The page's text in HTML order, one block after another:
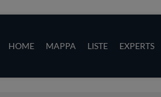
HOME MAPPA LISTE EXPERTS